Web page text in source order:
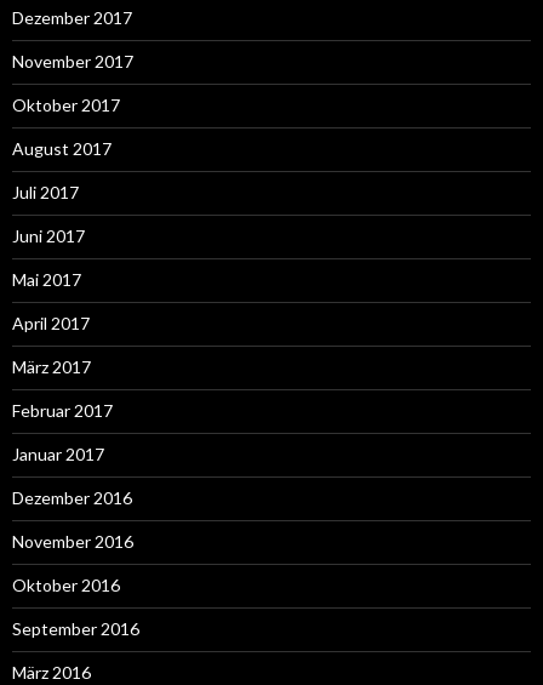
Dezember 2017
November 2017
Oktober 2017
August 2017
Juli 2017
Juni 2017
Mai 2017
April 2017
März 2017
Februar 2017
Januar 2017
Dezember 2016
November 2016
Oktober 2016
September 2016
März 2016